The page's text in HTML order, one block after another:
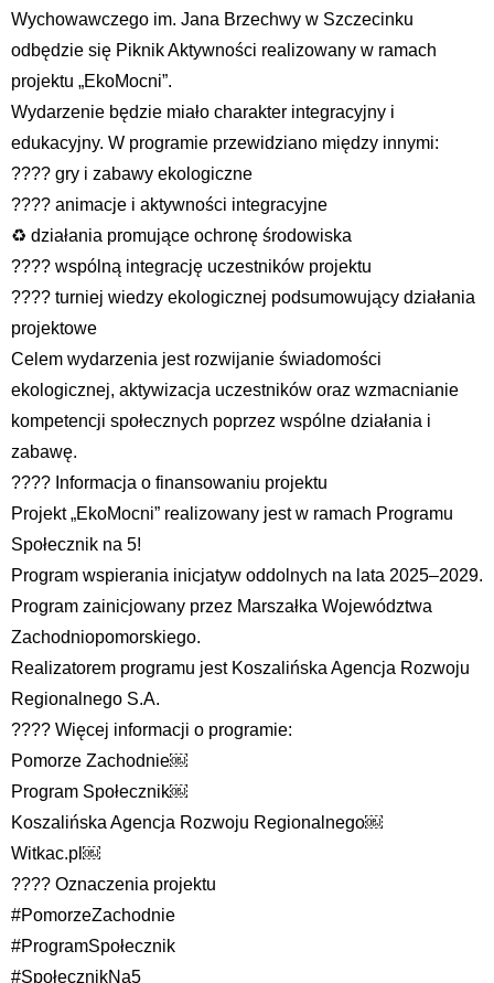
Wychowawczego im. Jana Brzechwy w Szczecinku
odbędzie się Piknik Aktywności realizowany w ramach
projektu „EkoMocni”.
Wydarzenie będzie miało charakter integracyjny i
edukacyjny. W programie przewidziano między innymi:
???? gry i zabawy ekologiczne
???? animacje i aktywności integracyjne
♻️ działania promujące ochronę środowiska
???? wspólną integrację uczestników projektu
???? turniej wiedzy ekologicznej podsumowujący działania
projektowe
Celem wydarzenia jest rozwijanie świadomości
ekologicznej, aktywizacja uczestników oraz wzmacnianie
kompetencji społecznych poprzez wspólne działania i
zabawę.
???? Informacja o finansowaniu projektu
Projekt „EkoMocni” realizowany jest w ramach Programu
Społecznik na 5!
Program wspierania inicjatyw oddolnych na lata 2025–2029.
Program zainicjowany przez Marszałka Województwa
Zachodniopomorskiego.
Realizatorem programu jest Koszalińska Agencja Rozwoju
Regionalnego S.A.
???? Więcej informacji o programie:
Pomorze Zachodnie￼
Program Społecznik￼
Koszalińska Agencja Rozwoju Regionalnego￼
Witkac.pl￼
???? Oznaczenia projektu
#PomorzeZachodnie
#ProgramSpołecznik
#SpołecznikNa5